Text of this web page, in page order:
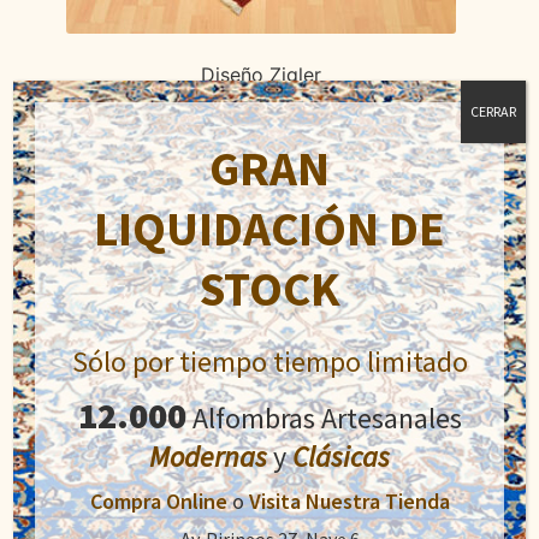
Diseño Zigler
2.400,00€
El
precio
original
era:
2.400,00€.
1.210,00€El
precio
actual
es:
1.210,00€.
Añadir al carrito
GRAN
LIQUIDACIÓN DE
STOCK
Sólo por tiempo tiempo limitado
12.000Alfombras Artesanales
ModernasyClásicas
Compra OnlineoVisita Nuestra Tienda
CERRAR